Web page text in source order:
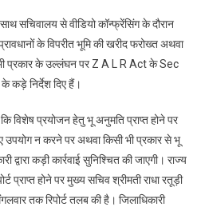
सचिवालय से वीडियो कॉन्फ्रेंसिंग के दौरान
के विपरीत भूमि की खरीद फरोख्त अथवा
प्रकार के उल्लंघन पर Z A L R Act के Sec
कड़े निर्देश दिए हैं।
विशेष प्रयोजन हेतु भू अनुमति प्राप्त होने पर
उपयोग न करने पर अथवा किसी भी प्रकार से भू
कड़ी कार्रवाई सुनिश्चित की जाएगी। राज्य
प्राप्त होने पर मुख्य सचिव श्रीमती राधा रतूड़ी
तक रिपोर्ट तलब की है। जिलाधिकारी